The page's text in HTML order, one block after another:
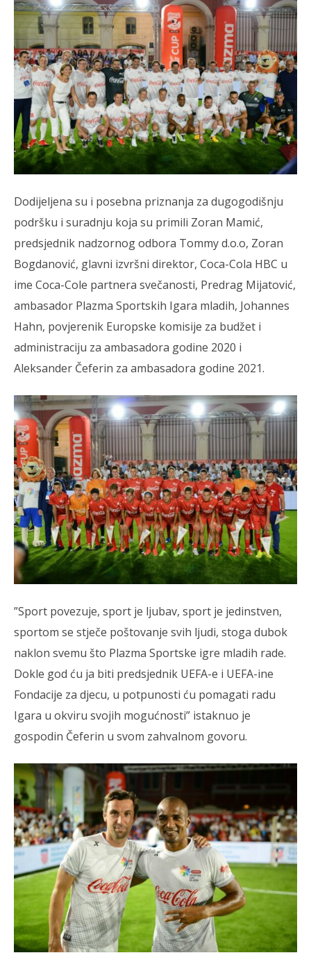
Dodijeljena su i posebna priznanja za dugogodišnju
podršku i suradnju koja su primili Zoran Mamić,
predsjednik nadzornog odbora Tommy d.o.o, Zoran
Bogdanović, glavni izvršni direktor, Coca-Cola HBC u
ime Coca-Cole partnera svečanosti, Predrag Mijatović,
ambasador Plazma Sportskih Igara mladih, Johannes
Hahn, povjerenik Europske komisije za budžet i
administraciju za ambasadora godine 2020 i
Aleksander Čeferin za ambasadora godine 2021.
”Sport povezuje, sport je ljubav, sport je jedinstven,
sportom se stječe poštovanje svih ljudi, stoga dubok
naklon svemu što Plazma Sportske igre mladih rade.
Dokle god ću ja biti predsjednik UEFA-e i UEFA-ine
Fondacije za djecu, u potpunosti ću pomagati radu
Igara u okviru svojih mogućnosti” istaknuo je
gospodin Čeferin u svom zahvalnom govoru.